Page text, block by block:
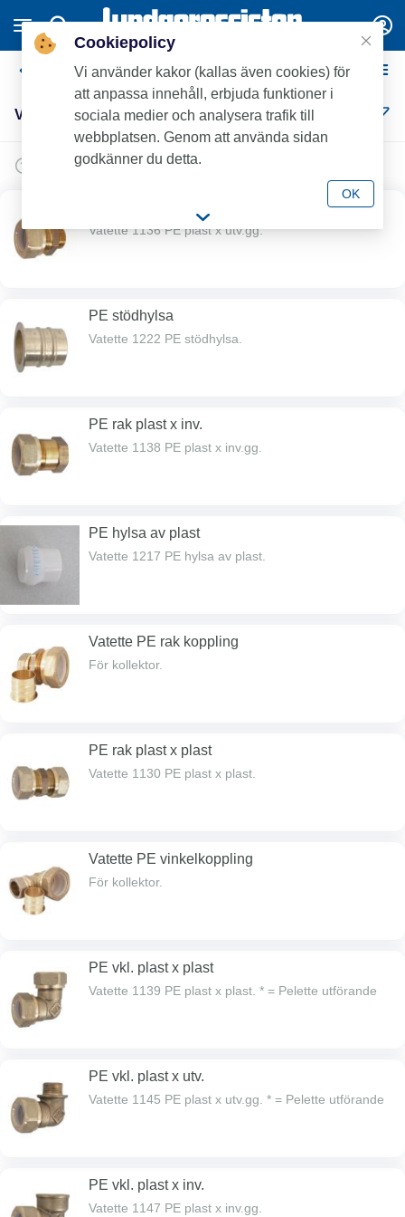
Vatette PE
Vatette PE (13)
Vatette 1136 PE plast x utv.gg.
PE stödhylsa
Vatette 1222 PE stödhylsa.
PE rak plast x inv.
Vatette 1138 PE plast x inv.gg.
PE hylsa av plast
Vatette 1217 PE hylsa av plast.
Vatette PE rak koppling
För kollektor.
PE rak plast x plast
Vatette 1130 PE plast x plast.
Vatette PE vinkelkoppling
För kollektor.
PE vkl. plast x plast
Vatette 1139 PE plast x plast. * = Pelette utförande
PE vkl. plast x utv.
Vatette 1145 PE plast x utv.gg. * = Pelette utförande
PE vkl. plast x inv.
Vatette 1147 PE plast x inv.gg.
Cookiepolicy
Vi använder kakor (kallas även cookies) för
att anpassa innehåll, erbjuda funktioner i
sociala medier och analysera trafik till
webbplatsen. Genom att använda sidan
godkänner du detta.
OK